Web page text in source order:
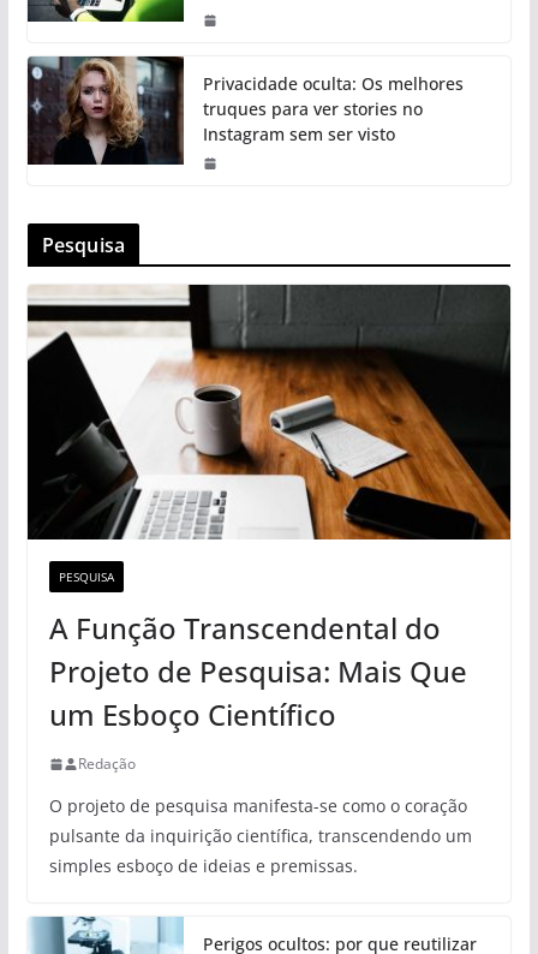
Privacidade oculta: Os melhores
truques para ver stories no
Instagram sem ser visto
Pesquisa
PESQUISA
A Função Transcendental do
Projeto de Pesquisa: Mais Que
um Esboço Científico
Redação
O projeto de pesquisa manifesta-se como o coração
pulsante da inquirição científica, transcendendo um
simples esboço de ideias e premissas.
Perigos ocultos: por que reutilizar